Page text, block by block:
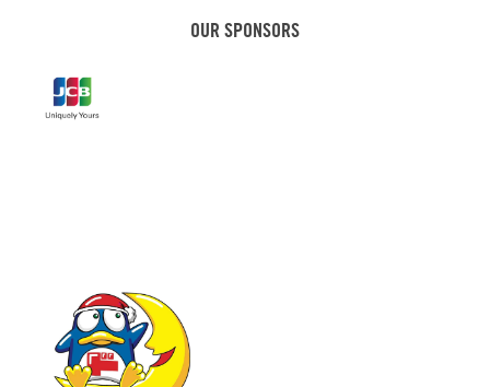
ชิซูโอกะ กรุงโตเกียว
OUR SPONSORS